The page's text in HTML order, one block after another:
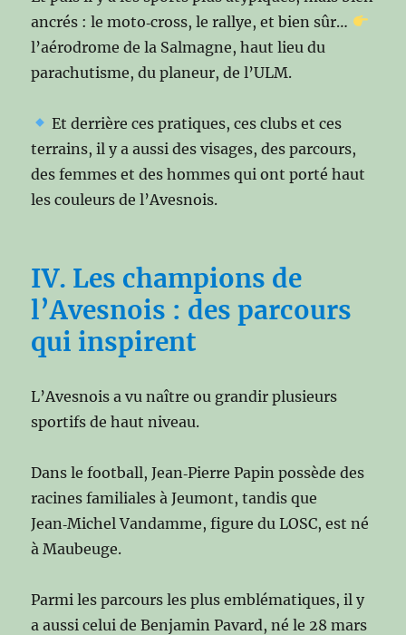
ancrés : le moto‑cross, le rallye, et bien sûr…
l’aérodrome de la Salmagne, haut lieu du
parachutisme, du planeur, de l’ULM.
Et derrière ces pratiques, ces clubs et ces
terrains, il y a aussi des visages, des parcours,
des femmes et des hommes qui ont porté haut
les couleurs de l’Avesnois.
IV. Les champions de
l’Avesnois : des parcours
qui inspirent
L’Avesnois a vu naître ou grandir plusieurs
sportifs de haut niveau.
Dans le football, Jean‑Pierre Papin possède des
racines familiales à Jeumont, tandis que
Jean‑Michel Vandamme, figure du LOSC, est né
à Maubeuge.
Parmi les parcours les plus emblématiques, il y
a aussi celui de Benjamin Pavard, né le 28 mars